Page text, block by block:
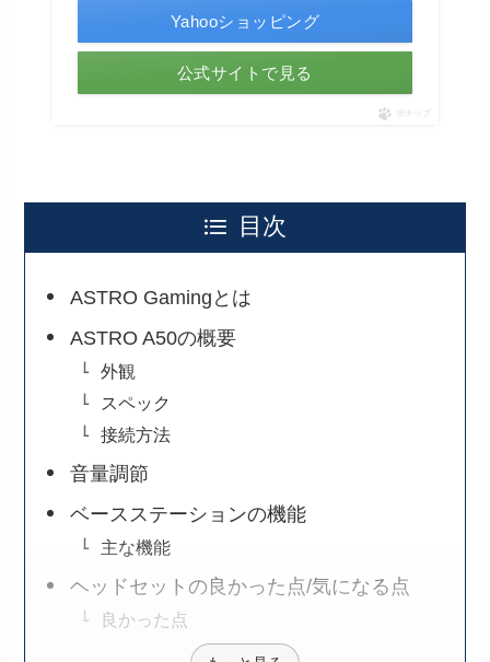
Yahooショッピング
公式サイトで見る
ポチップ
目次
ASTRO Gamingとは
ASTRO A50の概要
外観
スペック
接続方法
音量調節
ベースステーションの機能
主な機能
ヘッドセットの良かった点/気になる点
良かった点